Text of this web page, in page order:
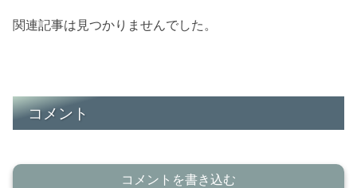
関連記事は見つかりませんでした。
コメント
コメントを書き込む